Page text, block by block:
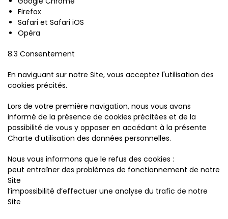
Firefox
Safari et Safari iOS
Opéra
8.3 Consentement
En naviguant sur notre Site, vous acceptez l'utilisation des
cookies précités.
Lors de votre première navigation, nous vous avons
informé de la présence de cookies précitées et de la
possibilité de vous y opposer en accédant à la présente
Charte d’utilisation des données personnelles.
Nous vous informons que le refus des cookies :
peut entraîner des problèmes de fonctionnement de notre
Site
l’impossibilité d’effectuer une analyse du trafic de notre
Site